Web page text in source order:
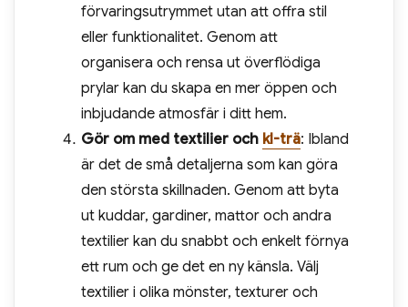
förvaringsutrymmet utan att offra stil
eller funktionalitet. Genom att
organisera och rensa ut överflödiga
prylar kan du skapa en mer öppen och
inbjudande atmosfär i ditt hem.
Gör om med textilier och kl-trä: Ibland
är det de små detaljerna som kan göra
den största skillnaden. Genom att byta
ut kuddar, gardiner, mattor och andra
textilier kan du snabbt och enkelt förnya
ett rum och ge det en ny känsla. Välj
textilier i olika mönster, texturer och